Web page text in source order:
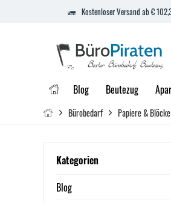
Kostenloser Versand ab €
Blog Beutezug
Bürobedarf Papiere & Blöcke
Kategorien
Blog